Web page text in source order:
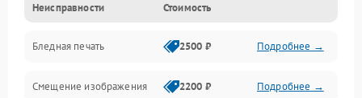
Картриджи и расходники
Сканер и копирование
Механика и узлы
Неисправности Стоимость
Бледная печать 2500 ₽ Подробнее →
Смещение изображения 2200 ₽ Подробнее →